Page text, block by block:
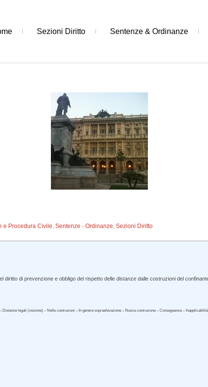
Sezioni Diritto Sentenze & Ordinanze
e Procedura Civile,Sentenze - Ordinanze,Sezioni Diritto
diritto di prevenzione e obbligo del rispetto delle distanze dalle costruzioni del
legali (nozione) – Nelle costruzioni – In genere sopraelevazione – Nuova costruzione – Conseguenze –